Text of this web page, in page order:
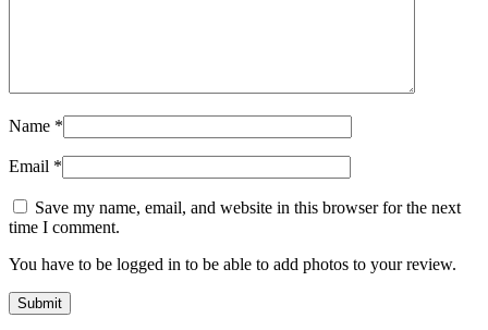
Name *
Email *
Save my name, email, and website in this browser for the next
time I comment.
You have to be logged in to be able to add photos to your review.